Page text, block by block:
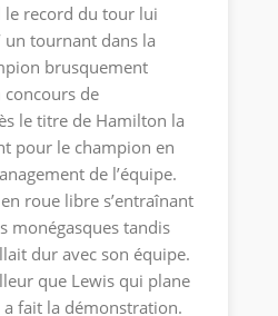
le record du tour lui
un tournant dans la
brusquement
concours de
le titre de Hamilton la
pour le champion en
de l’équipe.
roue libre s’entraînant
monégasques tandis
dur avec son équipe.
que Lewis qui plane
fait la démonstration.